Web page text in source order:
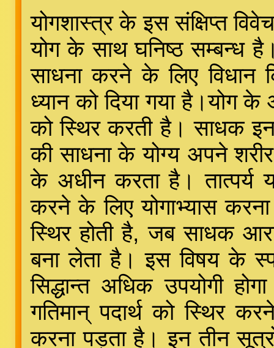
योगशास्त्र के इस संक्षिप्त
योग के साथ घनिष्ठ सम्बन्ध
साधना करने के लिए विधान
ध्यान को दिया गया है।योग के
को स्थिर करती है। साधक इन
की साधना के योग्य अपने शरीर
के अधीन करता है। तात्पर्य
करने के लिए योगाभ्यास
स्थिर होती है, जब साधक
बना लेता है। इस विषय के
सिद्धान्त अधिक उपयोगी
गतिमान् पदार्थ को स्थिर
करना पड़ता है। इन तीन